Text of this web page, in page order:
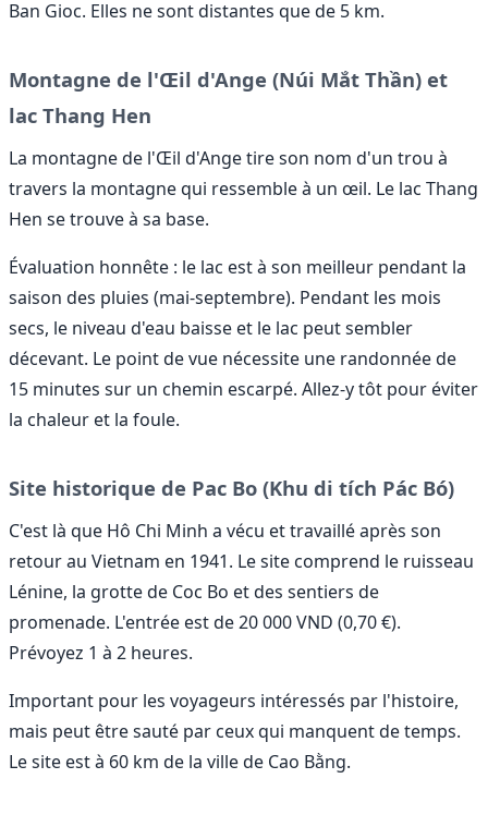
Ban Gioc. Elles ne sont distantes que de 5 km.
Montagne de l'Œil d'Ange (Núi Mắt Thần) et
lac Thang Hen
La montagne de l'Œil d'Ange tire son nom d'un trou à
travers la montagne qui ressemble à un œil. Le lac Thang
Hen se trouve à sa base.
Évaluation honnête : le lac est à son meilleur pendant la
saison des pluies (mai-septembre). Pendant les mois
secs, le niveau d'eau baisse et le lac peut sembler
décevant. Le point de vue nécessite une randonnée de
15 minutes sur un chemin escarpé. Allez-y tôt pour éviter
la chaleur et la foule.
Site historique de Pac Bo (Khu di tích Pác Bó)
C'est là que Hô Chi Minh a vécu et travaillé après son
retour au Vietnam en 1941. Le site comprend le ruisseau
Lénine, la grotte de Coc Bo et des sentiers de
promenade. L'entrée est de 20 000 VND (0,70 €).
Prévoyez 1 à 2 heures.
Important pour les voyageurs intéressés par l'histoire,
mais peut être sauté par ceux qui manquent de temps.
Le site est à 60 km de la ville de Cao Bằng.